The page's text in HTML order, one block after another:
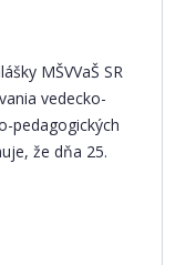
MŠVVaŠ SR
vedecko-
pedagogických
že dňa 25.